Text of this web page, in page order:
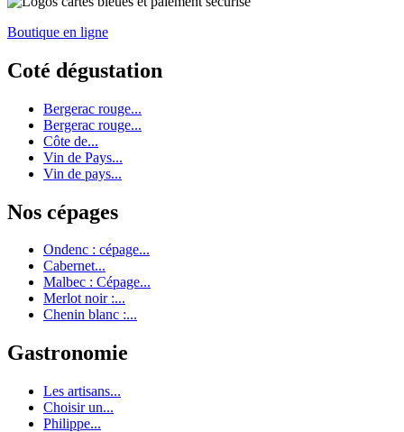
Boutique en ligne
Coté dégustation
Bergerac rouge...
Bergerac rouge...
Côte de...
Vin de Pays...
Vin de pays...
Nos cépages
Ondenc : cépage...
Cabernet...
Malbec : Cépage...
Merlot noir :...
Chenin blanc :...
Gastronomie
Les artisans...
Choisir un...
Philippe...